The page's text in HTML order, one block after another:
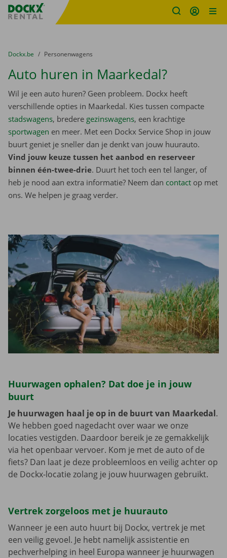
Fratello DEMO
U bevindt zich hier:
van
Dockx.be naar
Personenwagens
Auto huren in Maarkedal?
Wil je een auto huren? Geen probleem. Dockx heeft
verschillende opties in Maarkedal. Kies tussen compacte
stadswagens, bredere gezinswagens, een krachtige
sportwagen en meer. Met een Dockx Service Shop in jouw
buurt geniet je sneller dan je denkt van jouw huurauto.
Vind jouw keuze tussen het aanbod en reserveer
binnen één-twee-drie. Duurt het toch een tel langer, of
heb je nood aan extra informatie? Neem dan contact op met
ons. We helpen je graag verder.
Huurwagen ophalen? Dat doe je in jouw
buurt
Je huurwagen haal je op in de buurt van Maarkedal.
We hebben goed nagedacht over waar we onze
locaties vestigden. Daardoor bereik je ze gemakkelijk
via het openbaar vervoer. Kom je met de auto of de
fiets? Dan laat je deze probleemloos en veilig achter op
de Dockx-locatie zolang je jouw huurwagen gebruikt.
Vertrek zorgeloos met je huurauto
Wanneer je een auto huurt bij Dockx, vertrek je met
een veilig gevoel. Je hebt namelijk assistentie en
pechverhelping in heel Europa wanneer je huurwagen